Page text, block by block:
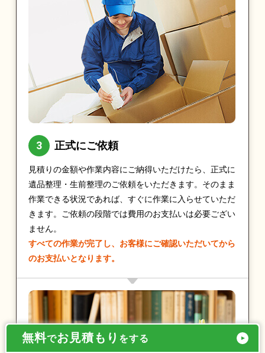
正式にご依頼
見積りの金額や作業内容にご納得いただけたら、正式に
遺品整理・生前整理のご依頼をいただきます。そのまま
作業できる状況であれば、すぐに作業に入らせていただ
きます。ご依頼の段階では費用のお支払いは必要ござい
ません。
すべての作業が完了し、お客様にご確認いただいてから
のお支払いとなります。
無料でお見積もり をする